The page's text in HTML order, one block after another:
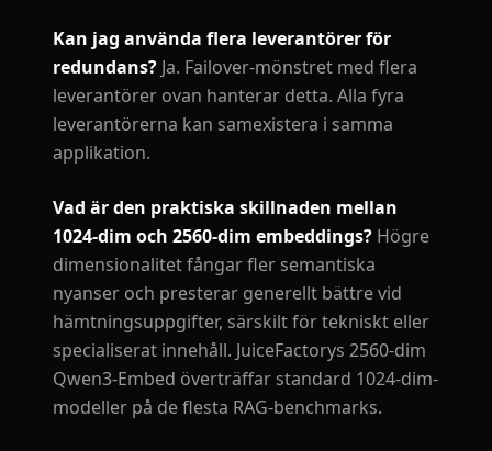
Kan jag använda flera leverantörer för
redundans? Ja. Failover-mönstret med flera
leverantörer ovan hanterar detta. Alla fyra
leverantörerna kan samexistera i samma
applikation.
Vad är den praktiska skillnaden mellan
1024-dim och 2560-dim embeddings? Högre
dimensionalitet fångar fler semantiska
nyanser och presterar generellt bättre vid
hämtningsuppgifter, särskilt för tekniskt eller
specialiserat innehåll. JuiceFactorys 2560-dim
Qwen3-Embed överträffar standard 1024-dim-
modeller på de flesta RAG-benchmarks.